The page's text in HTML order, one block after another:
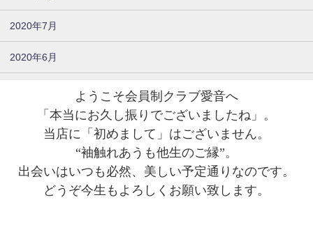
2020年7月
2020年6月
ようこそ会員制クラブ愛音へ
「本当にお久し振りでございましたね」。
当店に「初めまして」はございません。
“袖触れあうも他生のご縁”。
出会いはいつも必然、美しい予定通りなのです。
どうぞ今生もよろしくお願い致します。